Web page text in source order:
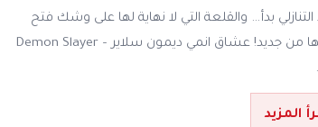
التنازلي بدأ… والقلعة التي لا نهاية لها على وشك فتح
أبوابها من جديد! عشاق انمي ديمون سلاير – Demon Slayer
المزيد